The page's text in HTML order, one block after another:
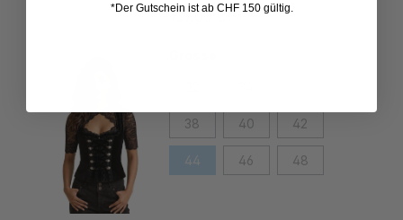
44 46 48
*Der Gutschein ist ab CHF 150 gültig.